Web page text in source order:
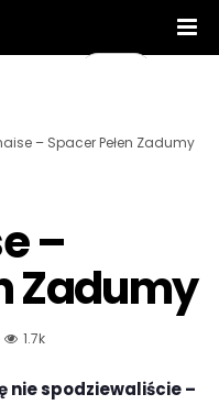
– Spacer Pełen Zadumy
–
Zadumy
1.7k
nie spodziewaliście –